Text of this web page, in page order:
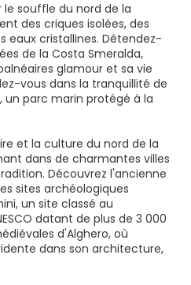
le souffle du nord de la
des criques isolées, des
eaux cristallines. Détendez-
de la Costa Smeralda,
glamour et sa vie
vous dans la tranquillité de
un parc marin protégé à la
et la culture du nord de la
dans de charmantes villes
Découvrez l'ancienne
sites archéologiques
un site classé au
datant de plus de 3 000
d'Alghero, où
dans son architecture,